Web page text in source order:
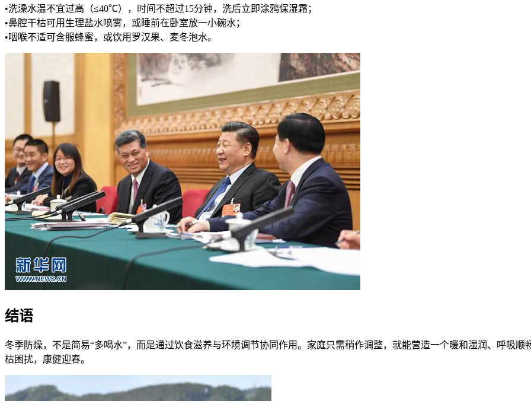
•洗澡水温不宜过高（≤40℃），时间不超过15分钟，洗后立即涂鸦保湿霜；
•鼻腔干枯可用生理盐水喷雾，或睡前在卧室放一小碗水；
•咽喉不适可含服蜂蜜，或饮用罗汉果、麦冬泡水。
结语
冬季防燥，不是简易“多喝水”，而是通过饮食滋养与环境调节协同作用。家庭只需稍作调整，就能营造一个暖和湿润、呼吸
枯困扰，康健迎春。